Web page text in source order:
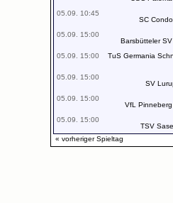
05.09. 10:45
SC
05.09. 15:00
Barsbütteler SV
05.09. 15:00
TuS Germania
05.09. 15:00
SV
05.09. 15:00
VfL Pinneberg
05.09. 15:00
TSV
« vorheriger Spieltag